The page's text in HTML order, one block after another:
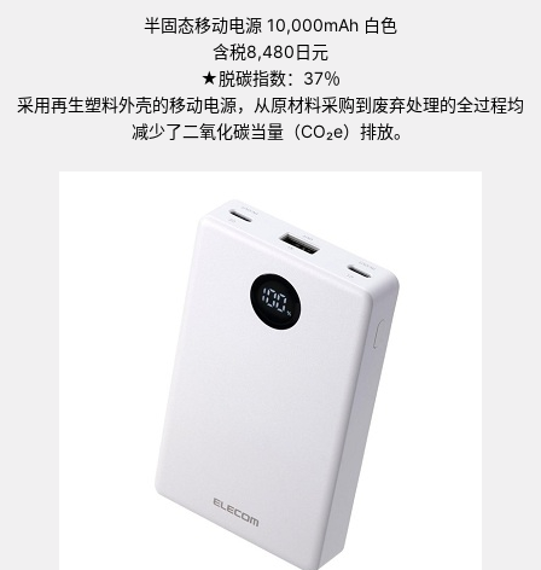
半固态移动电源 10,000mAh 白色
含税8,480日元
★脱碳指数：37％
采用再生塑料外壳的移动电源，从原材料采购到废弃处理的全过程均
减少了二氧化碳当量（CO₂e）排放。